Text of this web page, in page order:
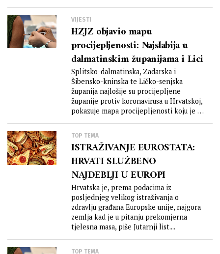
VIJESTI
HZJZ objavio mapu
procijepljenosti: Najslabija u
dalmatinskim županijama i Lici
Splitsko-dalmatinska, Zadarska i
Šibensko-kninska te Ličko-senjska
županija najlošije su procijepljene
županije protiv koronavirusa u Hrvatskoj,
pokazuje mapa procijepljenosti koju je u
TOP TEMA
ISTRAŽIVANJE EUROSTATA:
HRVATI SLUŽBENO
NAJDEBLJI U EUROPI
Hrvatska je, prema podacima iz
posljednjeg velikog istraživanja o
zdravlju građana Europske unije, najgora
zemlja kad je u pitanju prekomjerna
tjelesna masa, piše Jutarnji list....
TOP TEMA